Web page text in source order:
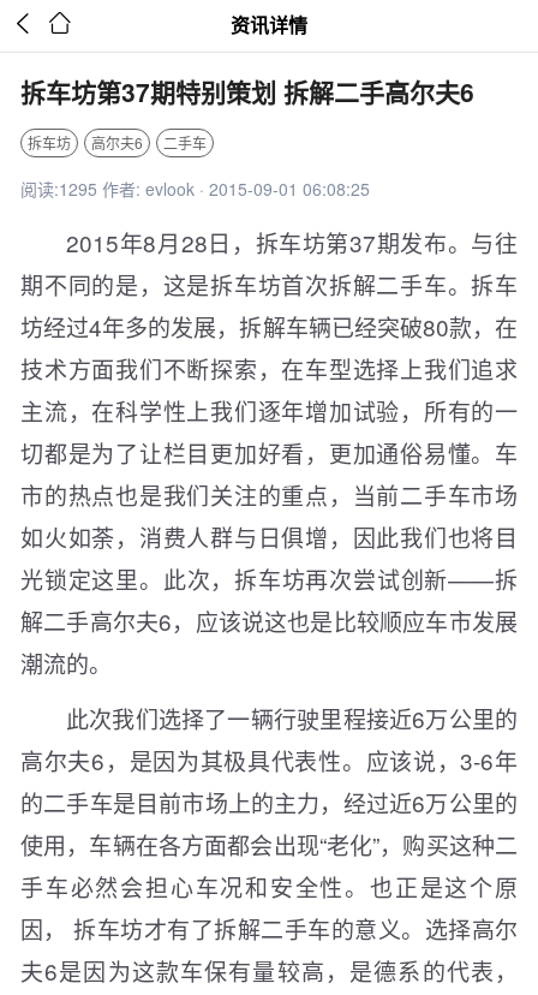
  资讯详情
拆车坊第37期特别策划 拆解二手高尔夫6
拆车坊 高尔夫6 二手车
阅读:1295 作者: evlook · 2015-09-01 06:08:25
2015年8月28日，拆车坊第37期发布。与往
期不同的是，这是拆车坊首次拆解二手车。拆车
坊经过4年多的发展，拆解车辆已经突破80款，在
技术方面我们不断探索，在车型选择上我们追求
主流，在科学性上我们逐年增加试验，所有的一
切都是为了让栏目更加好看，更加通俗易懂。车
市的热点也是我们关注的重点，当前二手车市场
如火如荼，消费人群与日俱增，因此我们也将目
光锁定这里。此次，拆车坊再次尝试创新——拆
解二手高尔夫6，应该说这也是比较顺应车市发展
潮流的。
此次我们选择了一辆行驶里程接近6万公里的
高尔夫6，是因为其极具代表性。应该说，3-6年
的二手车是目前市场上的主力，经过近6万公里的
使用，车辆在各方面都会出现“老化”，购买这种二
手车必然会担心车况和安全性。也正是这个原
因， 拆车坊才有了拆解二手车的意义。选择高尔
夫6是因为这款车保有量较高，是德系的代表，